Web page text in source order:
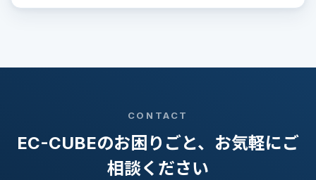
CONTACT
EC-CUBEのお困りごと、お気軽にご
相談ください